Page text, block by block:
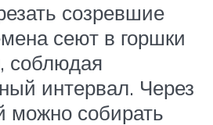
созревшие
сеют в горшки
соблюдая
интервал. Через
можно собирать